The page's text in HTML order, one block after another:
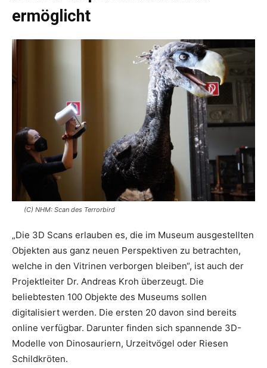
ermöglicht
(C) NHM: Scan des Terrorbird
„Die 3D Scans erlauben es, die im Museum ausgestellten
Objekten aus ganz neuen Perspektiven zu betrachten,
welche in den Vitrinen verborgen bleiben“, ist auch der
Projektleiter Dr. Andreas Kroh überzeugt. Die
beliebtesten 100 Objekte des Museums sollen
digitalisiert werden. Die ersten 20 davon sind bereits
online verfügbar. Darunter finden sich spannende 3D-
Modelle von Dinosauriern, Urzeitvögel oder Riesen
Schildkröten.